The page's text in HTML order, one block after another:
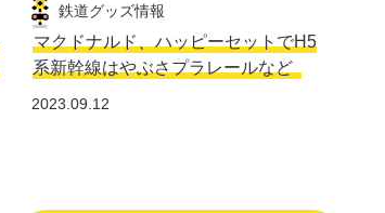
鉄道グッズ情報
マクドナルド、ハッピーセットでH5
系新幹線はやぶさプラレールなど
2023.09.12